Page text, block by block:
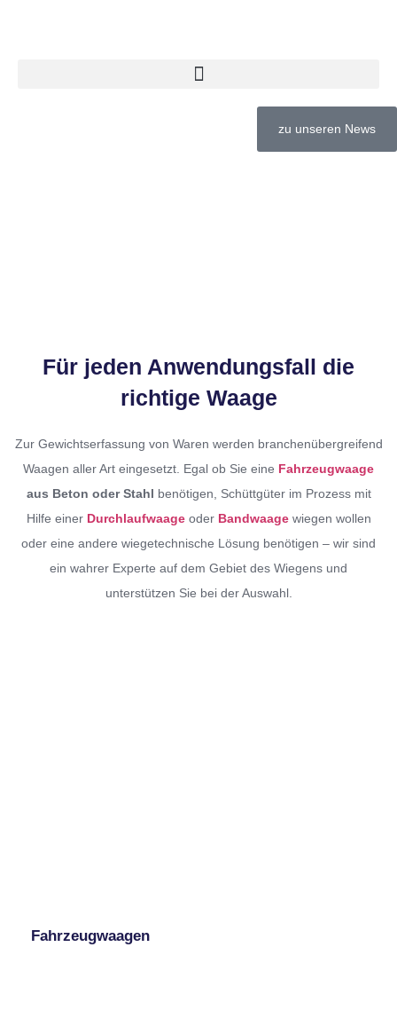
zu unseren News
Für jeden Anwendungsfall die
richtige Waage
Zur Gewichtserfassung von Waren werden branchenübergreifend
Waagen aller Art eingesetzt. Egal ob Sie eine Fahrzeugwaage
aus Beton oder Stahl benötigen, Schüttgüter im Prozess mit
Hilfe einer Durchlaufwaage oder Bandwaagewiegen wollen
oder eine andere wiegetechnische Lösung benötigen – wir sind
ein wahrer Experte auf dem Gebiet des Wiegens und
unterstützen Sie bei der Auswahl.
Fahrzeugwaagen